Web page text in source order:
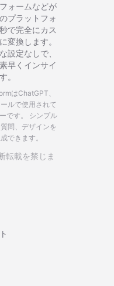
ォームなどが
プラットフォ
で完全にカス
変換します。
設定なしで、
早くインサイ
。
はChatGPT、
ルで使用されて
です。
シンプル
問、デザインを
できます。
載を禁じま